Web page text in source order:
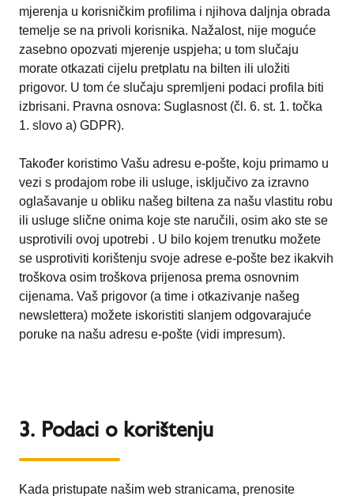
mjerenja u korisničkim profilima i njihova daljnja obrada
temelje se na privoli korisnika. Nažalost, nije moguće
zasebno opozvati mjerenje uspjeha; u tom slučaju
morate otkazati cijelu pretplatu na bilten ili uložiti
prigovor. U tom će slučaju spremljeni podaci profila biti
izbrisani. Pravna osnova: Suglasnost (čl. 6. st. 1. točka
1. slovo a) GDPR).
Također koristimo Vašu adresu e-pošte, koju primamo u
vezi s prodajom robe ili usluge, isključivo za izravno
oglašavanje u obliku našeg biltena za našu vlastitu robu
ili usluge slične onima koje ste naručili, osim ako ste se
usprotivili ovoj upotrebi . U bilo kojem trenutku možete
se usprotiviti korištenju svoje adrese e-pošte bez ikakvih
troškova osim troškova prijenosa prema osnovnim
cijenama. Vaš prigovor (a time i otkazivanje našeg
newslettera) možete iskoristiti slanjem odgovarajuće
poruke na našu adresu e-pošte (vidi impresum).
3. Podaci o korištenju
Kada pristupate našim web stranicama, prenosite